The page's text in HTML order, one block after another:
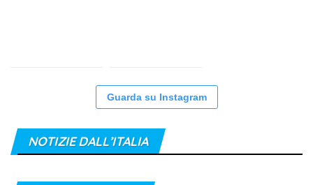
Guarda su Instagram
NOTIZIE DALL’ITALIA